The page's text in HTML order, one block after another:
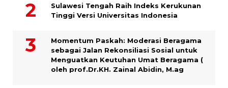
Sulawesi Tengah Raih Indeks Kerukunan
Tinggi Versi Universitas Indonesia
Momentum Paskah: Moderasi Beragama
sebagai Jalan Rekonsiliasi Sosial untuk
Menguatkan Keutuhan Umat Beragama (
oleh prof.Dr.KH. Zainal Abidin, M.ag